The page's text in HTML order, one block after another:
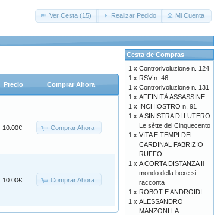
Ver Cesta (15) Realizar Pedido Mi Cuenta
Precio Comprar Ahora
10.00€ Comprar Ahora
10.00€ Comprar Ahora
Cesta de Compras
1 x Controrivoluzione n. 124
1 x RSV n. 46
1 x Controrivoluzione n. 131
1 x AFFINITÀ ASSASSINE
1 x INCHIOSTRO n. 91
1 x A SINISTRA DI LUTERO
Le sètte del Cinquecento
1 x VITA E TEMPI DEL
CARDINAL FABRIZIO
RUFFO
1 x A CORTA DISTANZA Il
mondo della boxe si
racconta
1 x ROBOT E ANDROIDI
1 x ALESSANDRO
MANZONI LA